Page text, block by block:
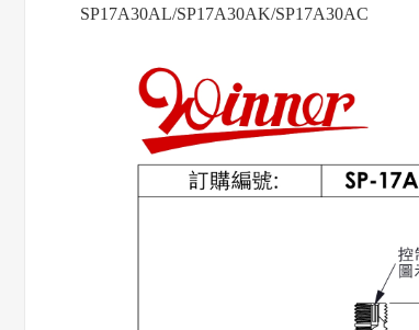
SP17A30AL/SP17A30AK/SP17A30AC